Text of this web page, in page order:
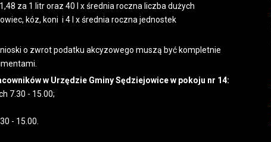
za 1 litr oraz 40 l x średnia roczna liczba dużych
kóz, koni i 4 l x średnia roczna jednostek
o zwrot podatku akcyzowego muszą być kompletnie
w Urzędzie Gminy Sędziejowice w pokoju nr 14:
7.30 - 15.00;
- 15.00.